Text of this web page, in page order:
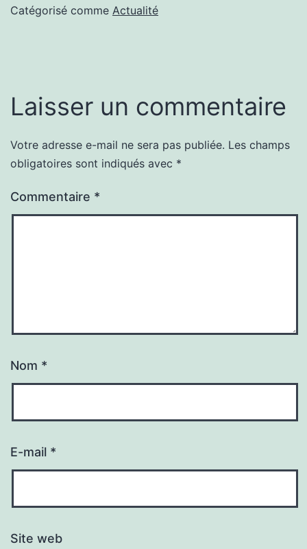
Catégorisé comme Actualité
Laisser un commentaire
Votre adresse e-mail ne sera pas publiée. Les champs
obligatoires sont indiqués avec *
Commentaire *
Nom *
E-mail *
Site web
Alternative: